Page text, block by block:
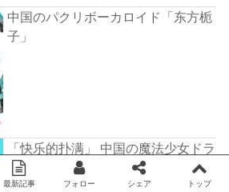
中国のパクリボーカロイド「东方栀
子」
「快乐的扑满」 中国の魔法少女ドラ
マ「巴啦啦小魔仙」のED曲 歌詞と
日本語訳
最新記事 フォロー シェア トップ
facebook